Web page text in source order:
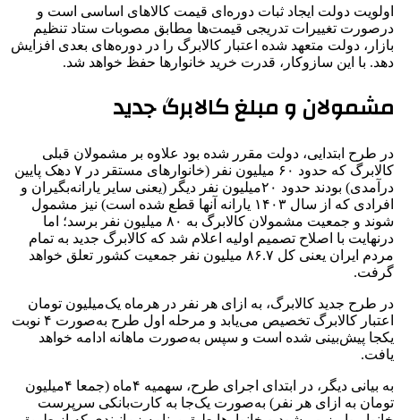
اولویت دولت ایجاد ثبات دوره‌ای قیمت کالاهای اساسی است و
درصورت تغییرات تدریجی قیمت‌ها مطابق مصوبات ستاد تنظیم
بازار، دولت متعهد شده اعتبار کالابرگ را در دوره‌های بعدی افزایش
دهد. با این سازوکار، قدرت خرید خانوارها حفظ خواهد شد.
مشمولان و مبلغ کالابرگ جدید
در طرح ابتدایی، دولت مقرر شده بود علاوه بر مشمولان قبلی
کالابرگ که حدود ۶۰ میلیون نفر (خانوارهای مستقر در ۷ دهک پایین
درآمدی) بودند حدود ۲۰میلیون نفر دیگر (یعنی سایر یارانه‌بگیران و
افرادی که از سال ۱۴۰۳ یارانه آنها قطع شده است) نیز مشمول
شوند و جمعیت مشمولان کالابرگ به ۸۰ میلیون نفر برسد؛ اما
درنهایت با اصلاح تصمیم اولیه اعلام شد که کالابرگ جدید به تمام
مردم ایران یعنی کل ۸۶.۷ میلیون نفر جمعیت کشور تعلق خواهد
گرفت.
در طرح جدید کالابرگ، به ازای هر نفر در هرماه یک‌میلیون تومان
اعتبار کالابرگ تخصیص می‌یابد و مرحله اول طرح به‌صورت ۴ نوبت
یکجا پیش‌بینی شده است و سپس به‌صورت ماهانه ادامه خواهد
یافت.
به بیانی دیگر، در ابتدای اجرای طرح، سهمیه ۴‌ماه (جمعا ۴میلیون
تومان به ازای هر نفر) به‌صورت یک‌جا به کارت‌بانکی سرپرست